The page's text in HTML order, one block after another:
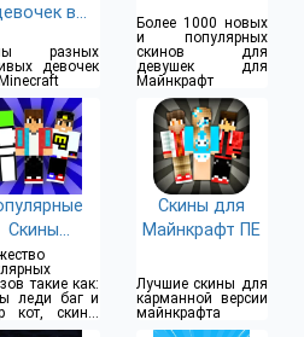
в
разных
девочек
Более 1000 новых
и популярных
скинов для
девушек для
Майнкрафт
Скины
такие как:
леди баг и
кот, скины
Скины для
Майнкрафт ПЕ
Лучшие скины для
карманной версии
майнкрафта